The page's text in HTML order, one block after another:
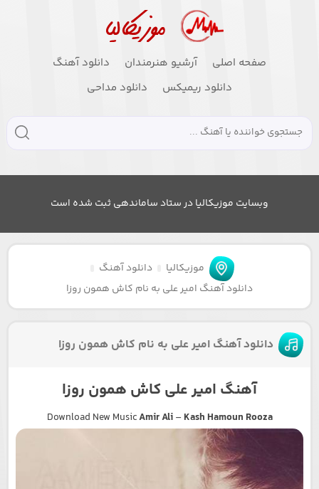
صفحه اصلی آرشیو هنرمندان
دانلود آهنگ
دانلود ریمیکس
دانلود مداحی
وبسایت موزیکالیا در ستاد ساماندهی ثبت شده است
موزیکالیا
دانلود آهنگ
دانلود آهنگ امیر علی به نام کاش همون روزا
دانلود آهنگ امیر علی به نام کاش همون روزا
آهنگ امیر علی کاش همون روزا
Download New MusicAmir Ali– Kash Hamoun Rooza